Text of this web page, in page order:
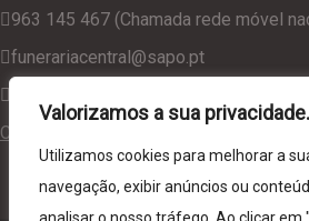
Valorizamos a sua privacidade.
Utilizamos cookies para melhorar a
navegação, exibir anúncios ou
963 145 467 (Chamada rede móvel
funerariacentral@sapo.pt
Consulte a nossa Política de Privacidade